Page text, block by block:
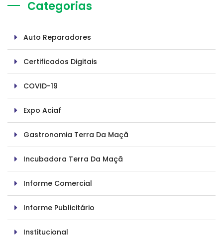
Categorias
Auto Reparadores
Certificados Digitais
COVID-19
Expo Aciaf
Gastronomia Terra Da Maçã
Incubadora Terra Da Maçã
Informe Comercial
Informe Publicitário
Institucional